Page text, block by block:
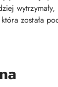
została